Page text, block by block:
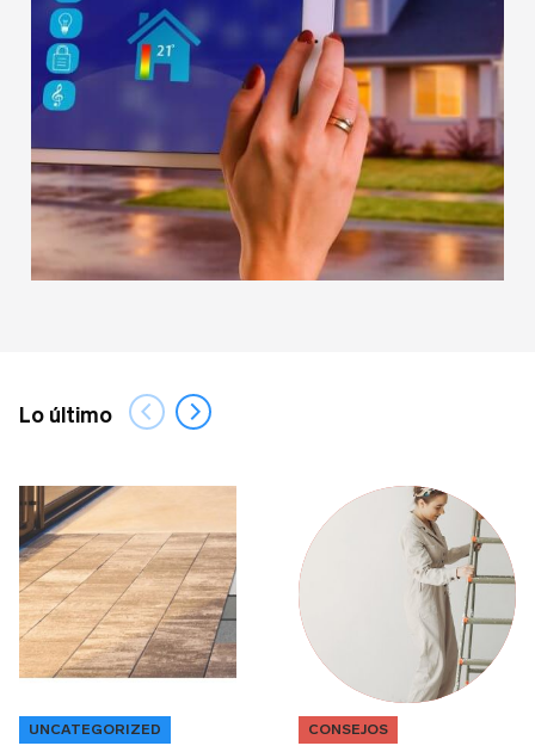
Lo último
UNCATEGORIZED CONSEJOS
Apellido
Edad
Tipo de Proyecto*
Contraseña
Recuerdame